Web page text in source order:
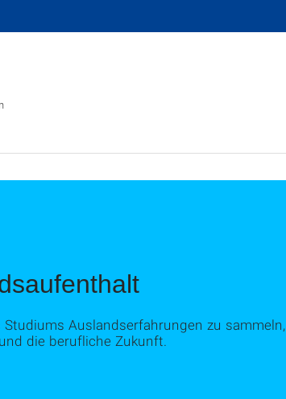
Studiums Auslandserfahrungen zu
die berufliche Zukunft.